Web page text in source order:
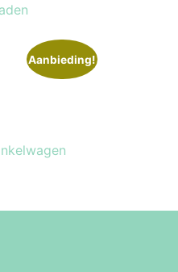
Aanbieding!